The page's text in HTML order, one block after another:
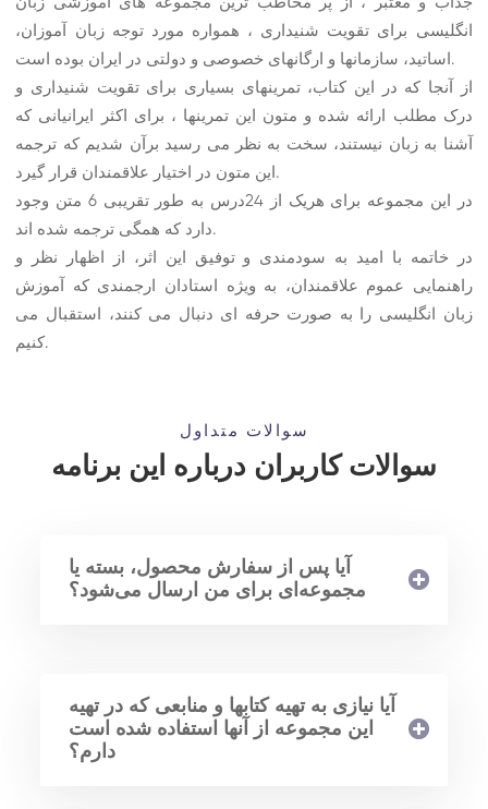
انگلیسی برای تقویت شنیداری ، همواره مورد توجه زبان آموزان،
اساتید، سازمانها و ارگانهای خصوصی و دولتی در ایران بوده است.
از آنجا که در این کتاب، تمرینهای بسیاری برای تقویت شنیداری و
درک مطلب ارائه شده و متون این تمرینها ، برای اکثر ایرانیانی که
آشنا به زبان نیستند، سخت به نظر می رسید برآن شدیم که ترجمه
این متون در اختیار علاقمندان قرار گیرد.
در این مجموعه برای هریک از 24درس به طور تقریبی 6 متن وجود
دارد که همگی ترجمه شده اند.
در خاتمه با امید به سودمندی و توفیق این اثر، از اظهار نظر و
راهنمایی عموم علاقمندان، به ویژه استادان ارجمندی که آموزش
زبان انگلیسی را به صورت حرفه ای دنبال می کنند، استقبال می
کنیم.
سوالات متداول
سوالات کاربران درباره این برنامه
آیا پس از سفارش محصول، بسته یا
مجموعه‌ای برای من ارسال می‌شود؟
آیا نیازی به تهیه کتابها و منابعی که در تهیه
این مجموعه از آنها استفاده شده است
دارم؟